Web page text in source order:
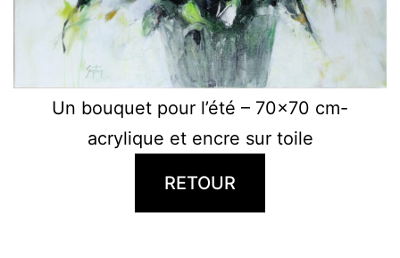
Un bouquet pour l’été – 70×70 cm-
acrylique et encre sur toile
RETOUR